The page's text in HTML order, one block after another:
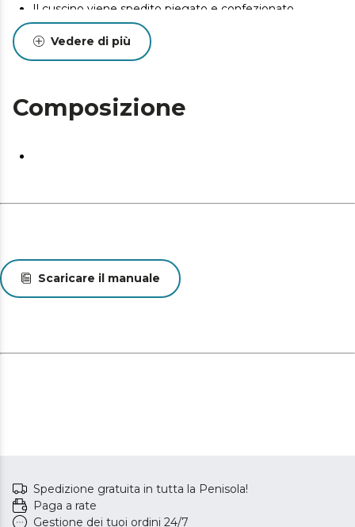
Il cuscino viene spedito piegato e confezionato
sottovuoto perché arrivi a casa tua nelle migliori
condizioni.
Vedere di più
Composizione
Scaricare il manuale
Spedizione gratuita in tutta la Penisola!
Paga a rate
Gestione dei tuoi ordini 24/7